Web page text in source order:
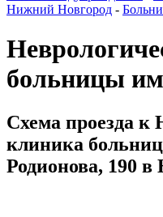
Нижний Новгород -
больницы
Схема проезда к
клиника
Родионова, 190